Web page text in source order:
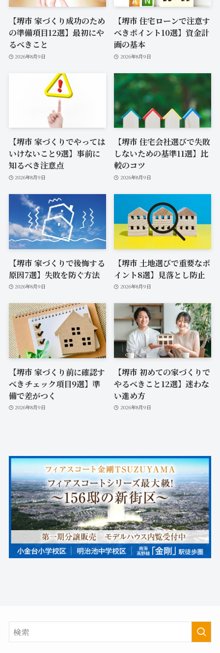
【堺市 家づくり成功のため
の準備項目12選】最初にや
るべきこと
2026年8月9日
【堺市 住宅ローンで注意す
べきポイント10選】資金計
画の基本
2026年8月9日
【堺市 家づくりでやっては
いけないこと9選】事前に
知るべき注意点
2026年8月9日
【堺市 住宅会社選びで失敗
しないための基準11選】比
較のコツ
2026年8月9日
【堺市 家づくりで後悔する
原因7選】失敗を防ぐ方法
2026年8月9日
【堺市 土地選びで重要なポ
イント8選】見落とし防止
2026年8月9日
【堺市 家づくり前に確認す
べきチェック項目9選】準
備で差がつく
2026年8月9日
【堺市 初めての家づくりで
やるべきこと12選】迷わな
い進め方
2026年8月9日